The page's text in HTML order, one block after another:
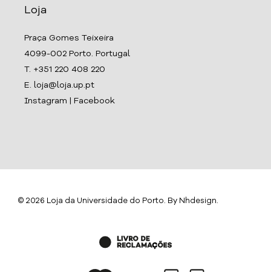
Loja
Praça Gomes Teixeira
4099-002 Porto. Portugal
T. +351 220 408 220
E. loja@loja.up.pt
Instagram
Facebook
© 2026 Loja da Universidade do Porto. By Nhdesign.